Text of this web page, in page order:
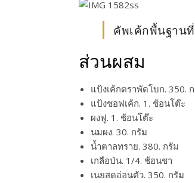
คัพเค้กพื้นฐาน
ส่วนผสม
แป้งเค้กตราพัดโบก. 350.
แป้งชอฟเค้ก. 1. ช้อนโต๊ะ
ผงฟู. 1. ช้อนโต๊ะ
นมผง. 30. กรัม
น้ำตาลทราย. 380. กรัม
เกลือป่น. 1/4. ช้อนชา
เนยสดอ่อนตัว. 350. กรัม